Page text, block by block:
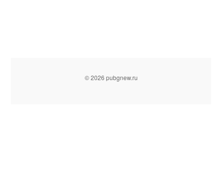
© 2026 pubgnew.ru